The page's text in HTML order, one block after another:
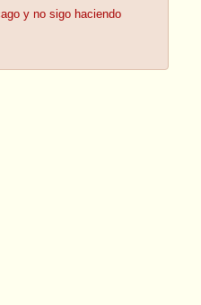
y no sigo haciendo